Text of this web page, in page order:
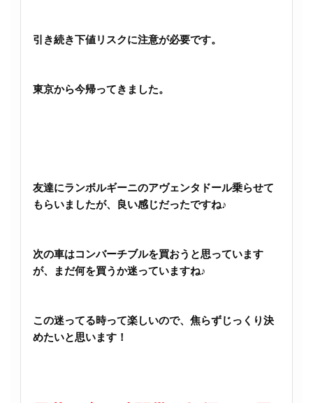
引き続き下値リスクに注意が必要です。
東京から今帰ってきました。
友達にランボルギーニのアヴェンタドール乗らせて
もらいましたが、良い感じだったですね♪
次の車はコンバーチブルを買おうと思っています
が、まだ何を買うか迷っていますね♪
この迷ってる時って楽しいので、焦らずじっくり決
めたいと思います！